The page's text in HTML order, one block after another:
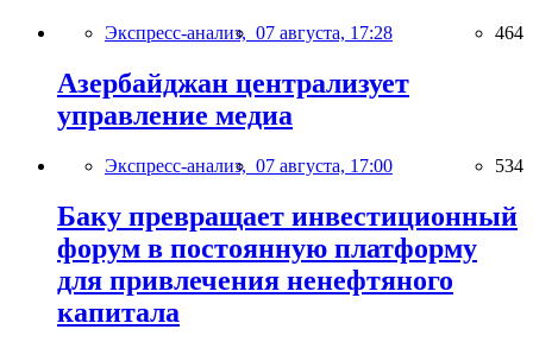
Экспресс-анализ, 07 августа, 17:28 464
Азербайджан централизует
управление медиа
Экспресс-анализ, 07 августа, 17:00 534
Баку превращает инвестиционный
форум в постоянную платформу
для привлечения ненефтяного
капитала